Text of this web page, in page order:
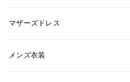
マザーズドレス
メンズ衣装